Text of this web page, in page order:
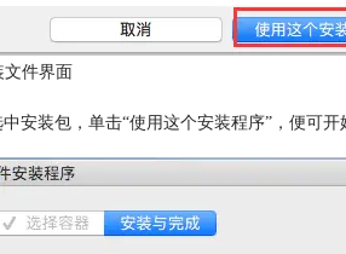
文件界面
安装包，单击“使用这个安装程序”，便可开